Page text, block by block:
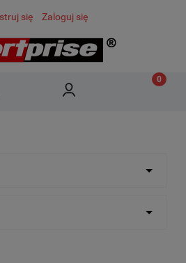
się Zaloguj się